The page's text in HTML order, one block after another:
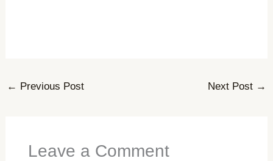
← Previous Post Next Post →
Leave a Comment